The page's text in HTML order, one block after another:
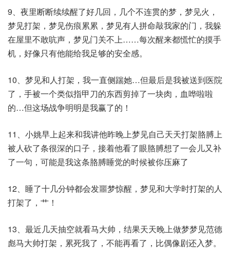
9、夜里断断续续醒了好几回，几个不连贯的梦，梦见火，
梦见打架，梦见伤痕累累，梦见有人拼命敲我家的门，我躲
在屋里不敢吭声，梦见门关不上……每次醒来都慌忙的摸手
机，好像只有他能给我足够的安全感。​
10、梦见和人打架，我一直侧踹她…但最后是我被送到医院
了，手被一个类似指甲刀的东西剪掉了一块肉，血哗啦啦
的…但这场战争明明是我赢了的！​
11、小姚早上起来和我讲他昨晚上梦见自己天天打架胳膊上
被人砍了条很深的口子，接着他看了眼胳膊想了一会儿又补
了一句，可能是我这条胳膊睡觉的时候被你压麻了
12、睡了十几分钟都会发噩梦惊醒，梦见和大学时打架的人
打架了，艹！
13、最近几天抽空就看马大帅，结果天天晚上做梦梦见范德
彪马大帅打架，累死我了，不能再看了，比偶像剧还入梦。​